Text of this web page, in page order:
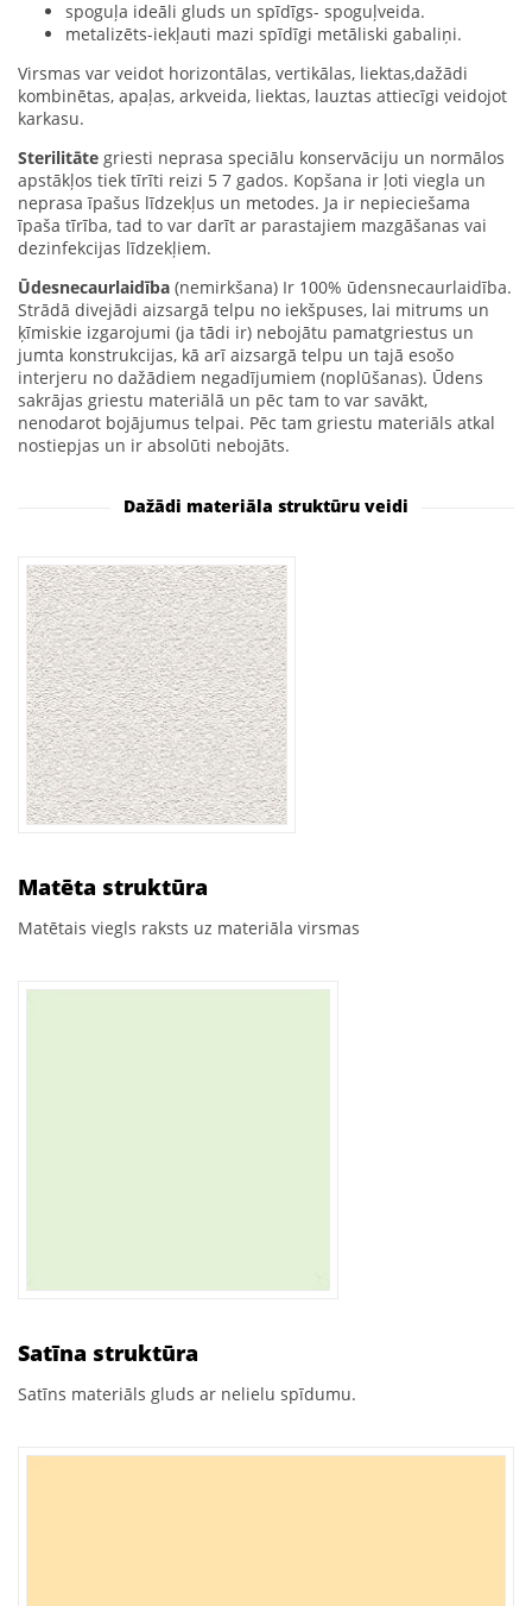
spoguļa ideāli gluds un spīdīgs- spoguļveida.
metalizēts-iekļauti mazi spīdīgi metāliski gabaliņi.
Virsmas var veidot horizontālas, vertikālas, liektas,dažādi
kombinētas, apaļas, arkveida, liektas, lauztas attiecīgi veidojot
karkasu.
Sterilitāte griesti neprasa speciālu konservāciju un normālos
apstākļos tiek tīrīti reizi 5 7 gados. Kopšana ir ļoti viegla un
neprasa īpašus līdzekļus un metodes. Ja ir nepieciešama
īpaša tīrība, tad to var darīt ar parastajiem mazgāšanas vai
dezinfekcijas līdzekļiem.
Ūdesnecaurlaidība (nemirkšana) Ir 100% ūdensnecaurlaidība.
Strādā divejādi aizsargā telpu no iekšpuses, lai mitrums un
ķīmiskie izgarojumi (ja tādi ir) nebojātu pamatgriestus un
jumta konstrukcijas, kā arī aizsargā telpu un tajā esošo
interjeru no dažādiem negadījumiem (noplūšanas). Ūdens
sakrājas griestu materiālā un pēc tam to var savākt,
nenodarot bojājumus telpai. Pēc tam griestu materiāls atkal
nostiepjas un ir absolūti nebojāts.
Dažādi materiāla struktūru veidi
Matēta struktūra
Matētais viegls raksts uz materiāla virsmas
Satīna struktūra
Satīns materiāls gluds ar nelielu spīdumu.